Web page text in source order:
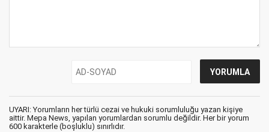
UYARI: Yorumların her türlü cezai ve hukuki sorumluluğu yazan kişiye
aittir. Mepa News, yapılan yorumlardan sorumlu değildir. Her bir yorum
600 karakterle (boşluklu) sınırlıdır.